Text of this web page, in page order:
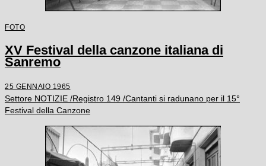
FOTO
XV Festival della canzone italiana di
Sanremo
25 GENNAIO 1965
Settore NOTIZIE /Registro 149 /Cantanti si radunano per il 15°
Festival della Canzone